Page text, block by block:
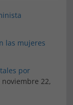
las mujeres
por
noviembre 22,